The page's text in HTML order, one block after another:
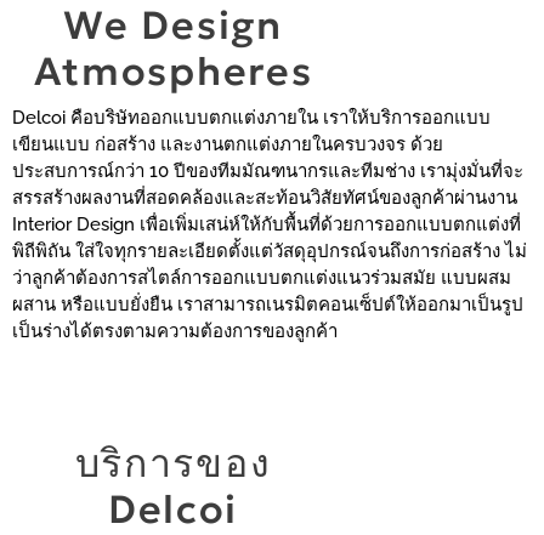
We Design
Atmospheres
Delcoi คือบริษัทออกแบบตกแต่งภายใน เราให้บริการออกแบบ
เขียนแบบ ก่อสร้าง และงานตกแต่งภายในครบวงจร ด้วย
ประสบการณ์กว่า 10 ปีของทีมมัณฑนากรและทีมช่าง เรามุ่งมั่นที่จะ
สรรสร้างผลงานที่สอดคล้องและสะท้อนวิสัยทัศน์ของลูกค้าผ่านงาน
Interior Design เพื่อเพิ่มเสน่ห์ให้กับพื้นที่ด้วยการออกแบบตกแต่งที่
พิถีพิถัน ใส่ใจทุกรายละเอียดตั้งแต่วัสดุอุปกรณ์จนถึงการก่อสร้าง ไม่
ว่าลูกค้าต้องการสไตล์การออกแบบตกแต่งแนวร่วมสมัย แบบผสม
ผสาน หรือแบบยั่งยืน เราสามารถเนรมิตคอนเซ็ปต์ให้ออกมาเป็นรูป
เป็นร่างได้ตรงตามความต้องการของลูกค้า
บริการของ
Delcoi